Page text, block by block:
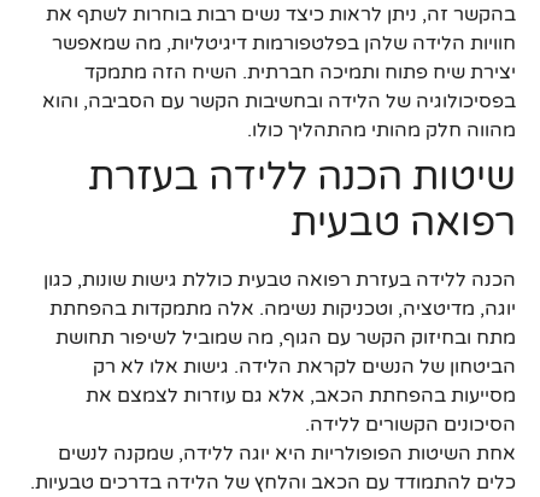
בהקשר זה, ניתן לראות כיצד נשים רבות בוחרות לשתף את
חוויות הלידה שלהן בפלטפורמות דיגיטליות, מה שמאפשר
יצירת שיח פתוח ותמיכה חברתית. השיח הזה מתמקד
בפסיכולוגיה של הלידה ובחשיבות הקשר עם הסביבה, והוא
מהווה חלק מהותי מהתהליך כולו.
שיטות הכנה ללידה בעזרת
רפואה טבעית
הכנה ללידה בעזרת רפואה טבעית כוללת גישות שונות, כגון
יוגה, מדיטציה, וטכניקות נשימה. אלה מתמקדות בהפחתת
מתח ובחיזוק הקשר עם הגוף, מה שמוביל לשיפור תחושת
הביטחון של הנשים לקראת הלידה. גישות אלו לא רק
מסייעות בהפחתת הכאב, אלא גם עוזרות לצמצם את
הסיכונים הקשורים ללידה.
אחת השיטות הפופולריות היא יוגה ללידה, שמקנה לנשים
כלים להתמודד עם הכאב והלחץ של הלידה בדרכים טבעיות.